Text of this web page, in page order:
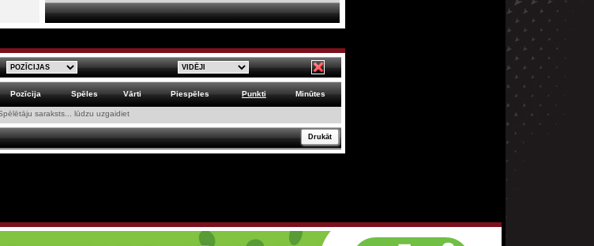
Pozīcija Spēles Vārti Piespēles Punkti Minūtes
saraksts... lūdzu uzgaidiet
Drukāt